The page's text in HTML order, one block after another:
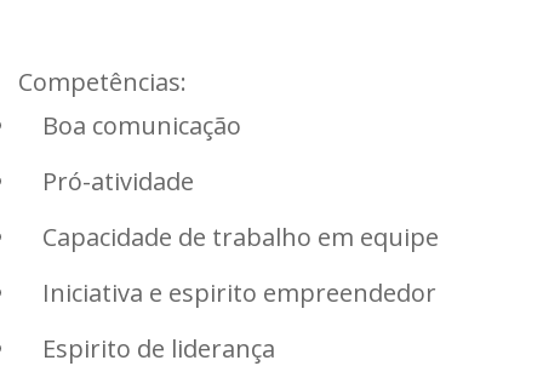
Competências:
Boa comunicação
Pró-atividade
Capacidade de trabalho em equipe
Iniciativa e espirito empreendedor
Espirito de liderança